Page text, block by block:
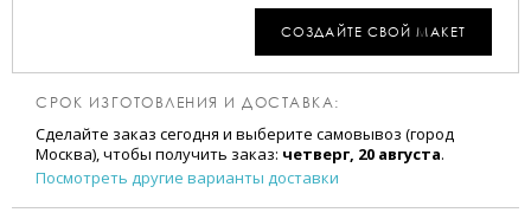
СОЗДАЙТЕ СВОЙ МАКЕТ
СРОК ИЗГОТОВЛЕНИЯ И ДОСТАВКА:
Сделайте заказ сегодня и выберите самовывоз (город
Москва), чтобы получить заказ: четверг, 20 августа.
Посмотреть другие варианты доставки